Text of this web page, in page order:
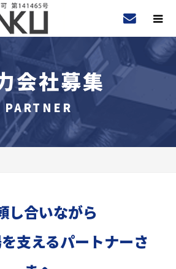
会社募集
PARTNER
し合いながら
支えるパートナーさ